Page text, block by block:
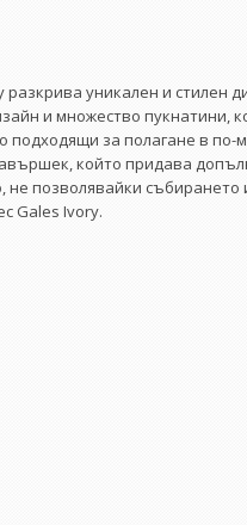
разкрива уникален и
и множество
подходящи за полагане в
който придава
позволявайки
Gales Ivory.